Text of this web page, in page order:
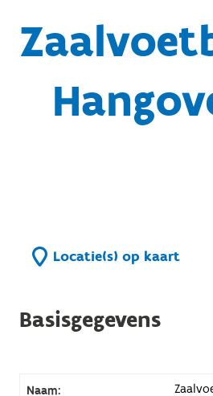
Locatie(s) op kaart
Basisgegevens
Naam: